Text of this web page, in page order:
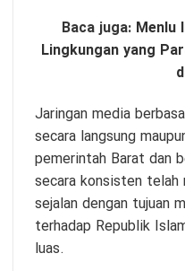
Baca juga: Menlu
Lingkungan yang
Jaringan media
secara langsung
pemerintah Barat dan
secara konsisten telah
sejalan dengan tujuan
terhadap Republik
luas.